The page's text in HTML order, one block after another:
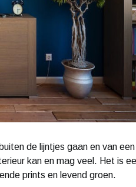
de lijntjes gaan en van
kan en mag veel. Het is
prints en levend groen.